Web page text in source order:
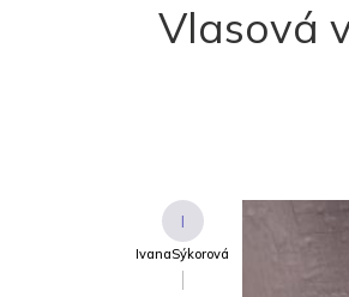
Vlasová
I
IvanaSýkorová